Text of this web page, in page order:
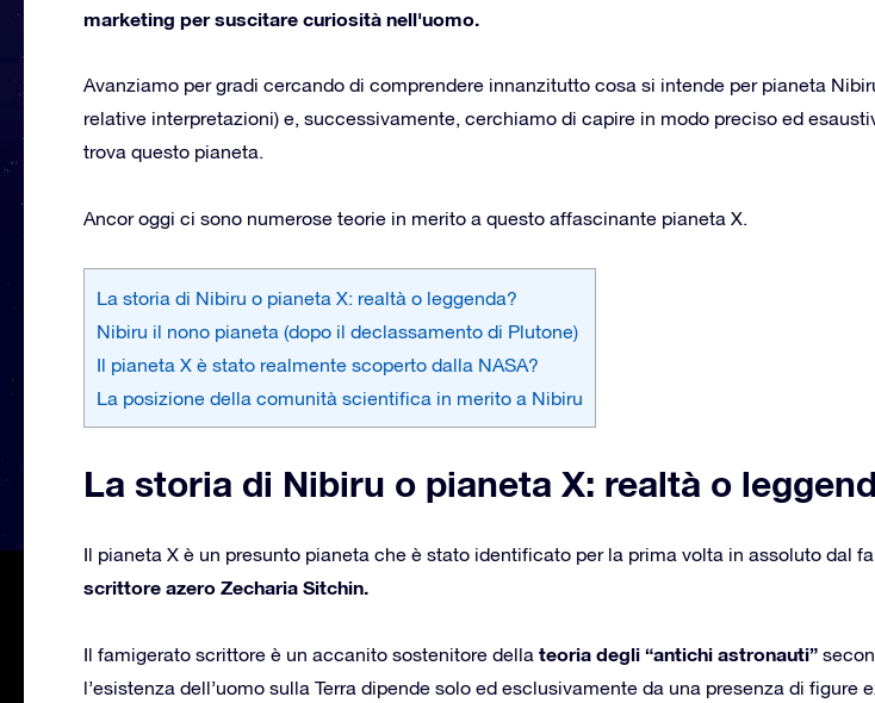
marketing per suscitare curiosità nell'uomo.
Avanziamo per gradi cercando di comprendere innanzitutto cosa si intende per pianeta
relative interpretazioni) e, successivamente, cerchiamo di capire in modo preciso ed
trova questo pianeta.
Ancor oggi ci sono numerose teorie in merito a questo affascinante pianeta X.
La storia di Nibiru o pianeta X: realtà o leggenda?
Nibiru il nono pianeta (dopo il declassamento di Plutone)
Il pianeta X è stato realmente scoperto dalla NASA?
La posizione della comunità scientifica in merito a Nibiru
La storia di Nibiru o pianeta X: realtà o
Il pianeta X è un presunto pianeta che è stato identificato per la prima volta in assoluto dal
scrittore azero Zecharia Sitchin.
Il famigerato scrittore è un accanito sostenitore della teoria degli “antichi astronauti”
l’esistenza dell’uomo sulla Terra dipende solo ed esclusivamente da una presenza di figure